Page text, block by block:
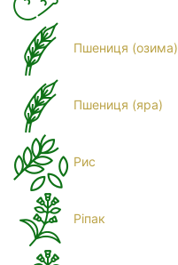
Пшениця (озима)
Пшениця (яра)
Рис
Ріпак